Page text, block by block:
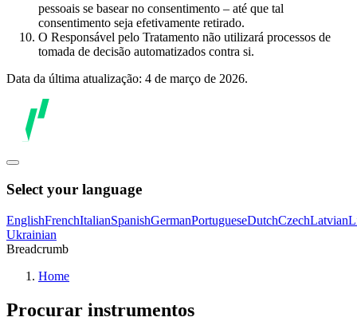
pessoais se basear no consentimento – até que tal
consentimento seja efetivamente retirado.
O Responsável pelo Tratamento não utilizará processos de
tomada de decisão automatizados contra si.
Data da última atualização: 4 de março de 2026.
Select your language
EnglishFrenchItalianSpanishGermanPortugueseDutchCzechLatvian
Ukrainian
Breadcrumb
Home
Procurar instrumentos